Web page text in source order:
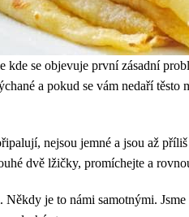
se objevuje první zásadní
a pokud se vám nedaří
nejsou jemné a jsou až
dvě lžičky, promíchejte a
je to námi samotnými.